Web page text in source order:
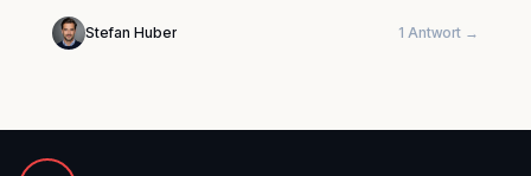
Stefan Huber 1 Antwort →